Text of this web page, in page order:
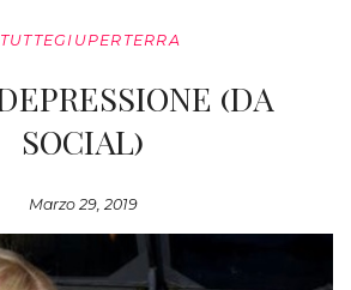
(DA
SOCIAL)
Marzo 29, 2019